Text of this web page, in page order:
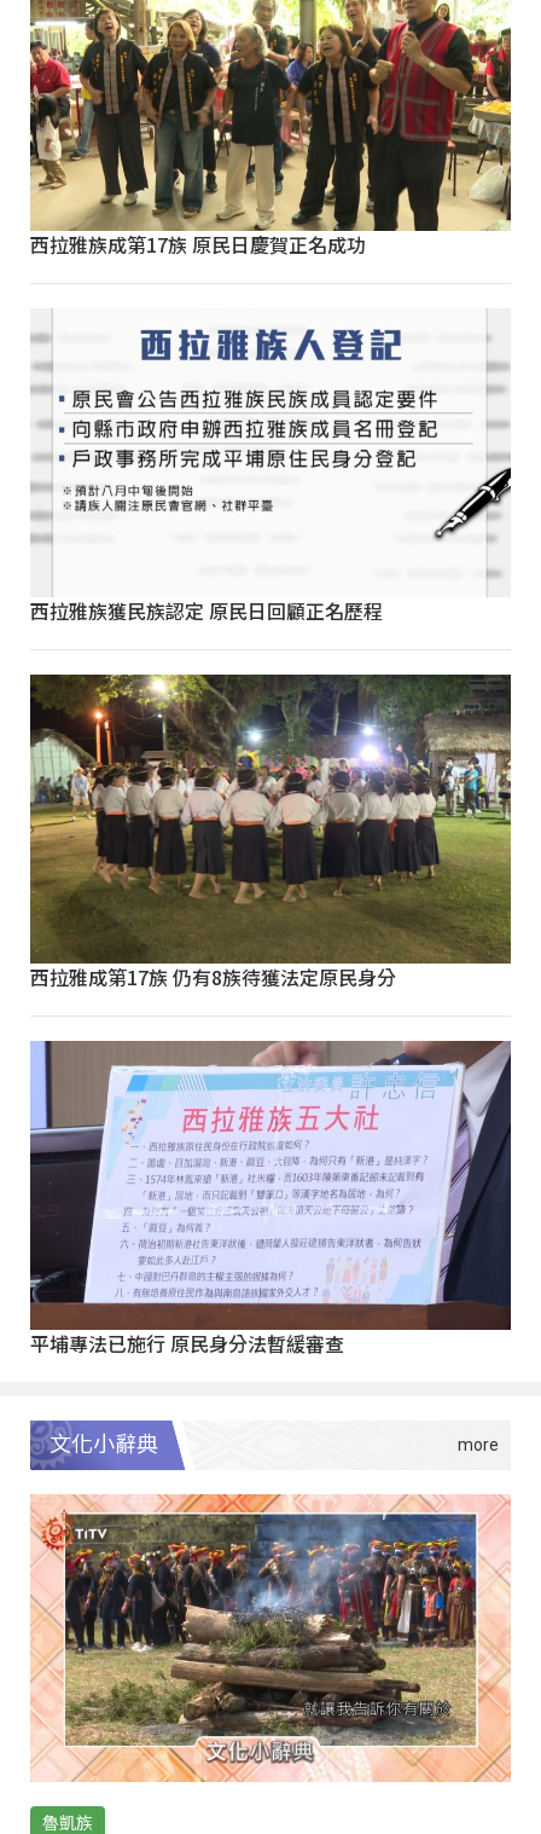
西拉雅族成第17族 原民日慶賀正名成功
西拉雅族獲民族認定 原民日回顧正名歷程
西拉雅成第17族 仍有8族待獲法定原民身分
平埔專法已施行 原民身分法暫緩審查
文化小辭典
魯凱族